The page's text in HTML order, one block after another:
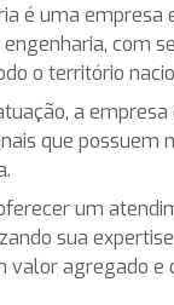
é uma empresa
com
o território
a
que possuem
um
sua
valor agregado e